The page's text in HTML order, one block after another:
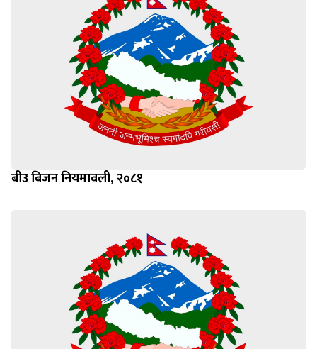
बीउ बिजन नियमावली, २०८१